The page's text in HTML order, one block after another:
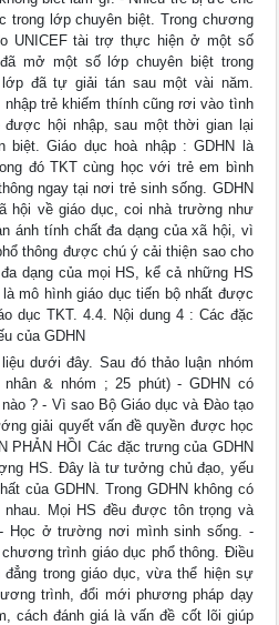
trong lớp chuyên biệt. Trong chương
UNICEF tài trợ thực hiện ở một số
mở một số lớp chuyên biệt trong
đã tự giải tán sau một vài năm.
trẻ khiếm thính cũng rơi vào tình
hội nhập, sau một thời gian lại
Giáo dục hoà nhập : GDHN là
đó TKT cùng học với trẻ em bình
ngay tại nơi trẻ sinh sống. GDHN
hội về giáo dục, coi nhà trường như
ánh tính chất đa dạng của xã hội, vì
thông được chú ý cải thiện sao cho
dạng của mọi HS, kể cả những HS
mô hình giáo dục tiến bộ nhất được
dục TKT. 4.4. Nội dung 4 : Các đặc
của GDHN
dưới đây. Sau đó thảo luận nhóm
& nhóm ; 25 phút) - GDHN có
? - Vì sao Bộ Giáo dục và Đào tạo
giải quyết vấn đề quyền được học
PHẢN HỒI Các đặc trưng của GDHN
HS. Đây là tư tưởng chủ đạo, yếu
của GDHN. Trong GDHN không có
Mọi HS đều được tôn trọng và
Học ở trường nơi mình sinh sống. -
trình giáo dục phổ thông. Điều
trong giáo dục, vừa thể hiện sự
trình, đổi mới phương pháp dạy
cách đánh giá là vấn đề cốt lõi giúp